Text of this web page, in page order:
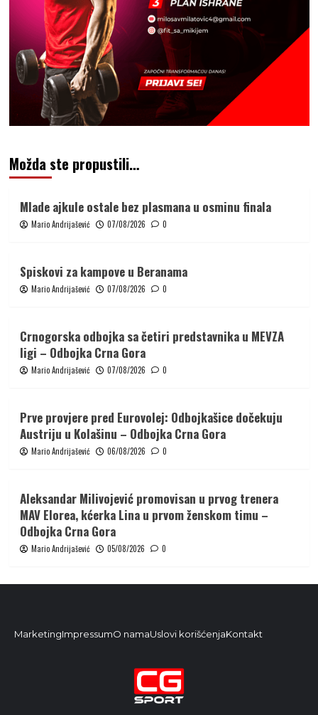
Možda ste propustili…
Mlade ajkule ostale bez plasmana u osminu finala
Mario Andrijašević 07/08/2026 0
Spiskovi za kampove u Beranama
Mario Andrijašević 07/08/2026 0
Crnogorska odbojka sa četiri predstavnika u MEVZA
ligi – Odbojka Crna Gora
Mario Andrijašević 07/08/2026 0
Prve provjere pred Eurovolej: Odbojkašice dočekuju
Austriju u Kolašinu – Odbojka Crna Gora
Mario Andrijašević 06/08/2026 0
Aleksandar Milivojević promovisan u prvog trenera
MAV Elorea, kćerka Lina u prvom ženskom timu –
Odbojka Crna Gora
Mario Andrijašević 05/08/2026 0
MarketingImpressumO namaUslovi korišćenjaKontakt